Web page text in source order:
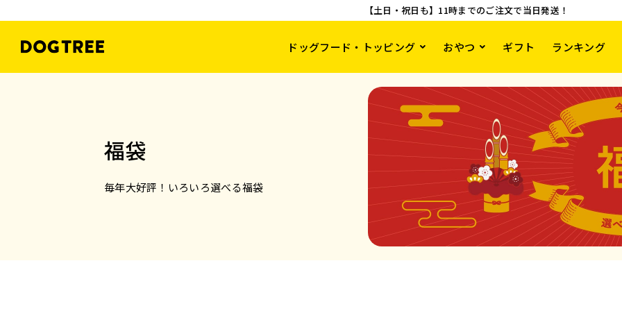
【土日・祝日も】11時までのご注文で当日発送！
ドッグフード・トッピング おやつ ギフト ランキング
福袋
毎年大好評！いろいろ選べる福袋